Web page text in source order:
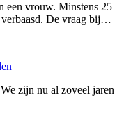
een vrouw. Minstens 25
verbaasd. De vraag bij…
zijn nu al zoveel jaren